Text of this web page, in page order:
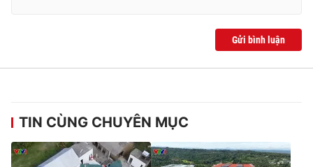
Gửi bình luận
TIN CÙNG CHUYÊN MỤC